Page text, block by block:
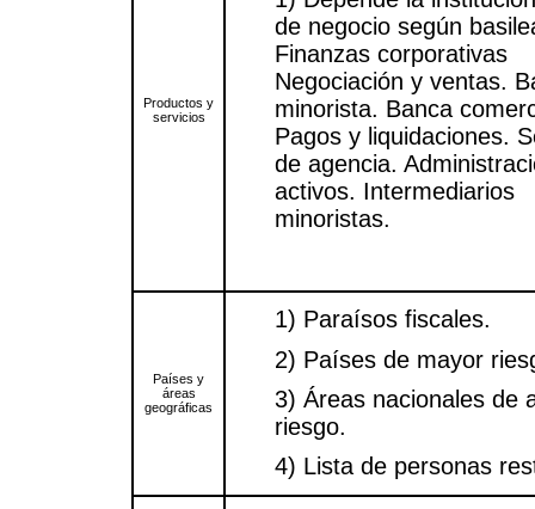
Productos y
servicios
de negocio según
Finanzas corporativas
Negociación y ventas.
minorista. Banca
Pagos y liquidaciones.
de agencia.
activos. Intermediarios
minoristas.
Países y
áreas
geográficas
1) Paraísos fiscales.
2) Países de mayor
3) Áreas nacionales de
riesgo.
4) Lista de personas